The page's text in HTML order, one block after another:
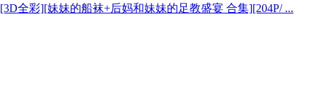
[3D全彩][妹妹的船袜+后妈和妹妹的足教盛宴 合集][204P/ ...